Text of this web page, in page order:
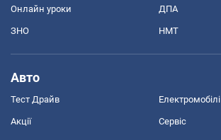
Онлайн уроки ДПА
ЗНО НМТ
Авто
Тест Драйв Електромобілі
Акції Сервіс